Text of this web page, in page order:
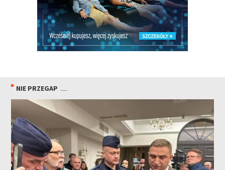
NIE PRZEGAP